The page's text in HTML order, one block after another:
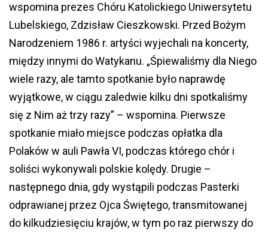
wspomina prezes Chóru Katolickiego Uniwersytetu
Lubelskiego, Zdzisław Cieszkowski. Przed Bożym
Narodzeniem 1986 r. artyści wyjechali na koncerty,
między innymi do Watykanu. „Śpiewaliśmy dla Niego
wiele razy, ale tamto spotkanie było naprawdę
wyjątkowe, w ciągu zaledwie kilku dni spotkaliśmy
się z Nim aż trzy razy” – wspomina. Pierwsze
spotkanie miało miejsce podczas opłatka dla
Polaków w auli Pawła VI, podczas którego chór i
soliści wykonywali polskie kolędy. Drugie –
następnego dnia, gdy wystąpili podczas Pasterki
odprawianej przez Ojca Świętego, transmitowanej
do kilkudziesięciu krajów, w tym po raz pierwszy do